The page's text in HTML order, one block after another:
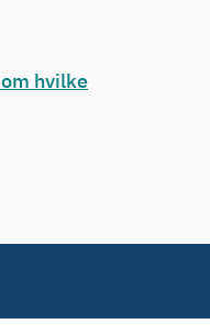
hvilke